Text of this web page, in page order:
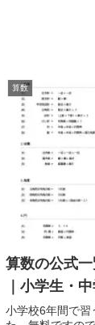
算数
算数の公式一
｜小学生・
小学校6年間で習